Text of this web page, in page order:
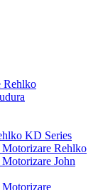
Rehlko
KD Series
Motorizare Rehlko
John
Motorizare